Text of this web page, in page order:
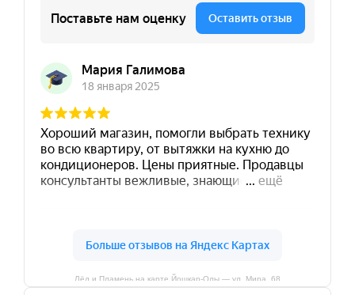
Лёд и Пламень на карте Йошкар‑Олы — ул. Мира, 68